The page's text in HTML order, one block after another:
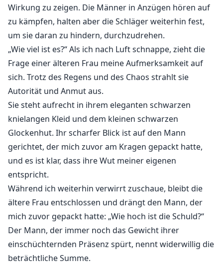
Wirkung zu zeigen. Die Männer in Anzügen hören auf
zu kämpfen, halten aber die Schläger weiterhin fest,
um sie daran zu hindern, durchzudrehen.
„Wie viel ist es?“ Als ich nach Luft schnappe, zieht die
Frage einer älteren Frau meine Aufmerksamkeit auf
sich. Trotz des Regens und des Chaos strahlt sie
Autorität und Anmut aus.
Sie steht aufrecht in ihrem eleganten schwarzen
knielangen Kleid und dem kleinen schwarzen
Glockenhut. Ihr scharfer Blick ist auf den Mann
gerichtet, der mich zuvor am Kragen gepackt hatte,
und es ist klar, dass ihre Wut meiner eigenen
entspricht.
Während ich weiterhin verwirrt zuschaue, bleibt die
ältere Frau entschlossen und drängt den Mann, der
mich zuvor gepackt hatte: „Wie hoch ist die Schuld?“
Der Mann, der immer noch das Gewicht ihrer
einschüchternden Präsenz spürt, nennt widerwillig die
beträchtliche Summe.